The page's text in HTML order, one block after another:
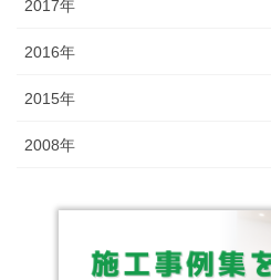
2017年
2016年
2015年
2008年